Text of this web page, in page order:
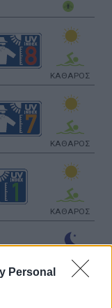
Personal
ΚΑΘΑΡΟΣ
ΚΑΘΑΡΟΣ
ΚΑΘΑΡΟΣ
ΚΑΘΑΡΟΣ